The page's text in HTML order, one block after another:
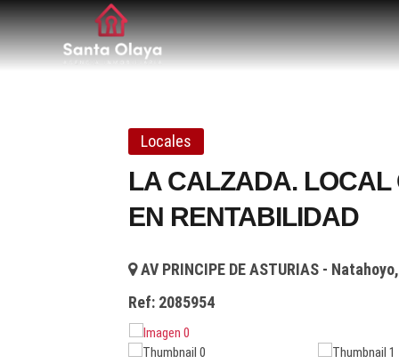
Santa Olaya.
Locales
LA CALZADA. LOCAL
EN RENTABILIDAD
AV PRINCIPE DE ASTURIAS -
Ref: 2085954